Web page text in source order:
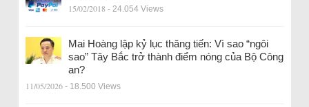
15/02/2018 - 24.054 Views
Mai Hoàng lập kỷ lục thăng tiến: Vì sao “ngôi
sao” Tây Bắc trở thành điểm nóng của Bộ Công
an?
11/05/2026 - 18.500 Views